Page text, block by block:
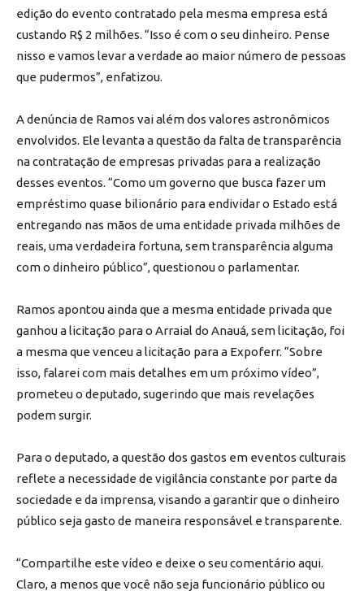
edição do evento contratado pela mesma empresa está
custando R$ 2 milhões. “Isso é com o seu dinheiro. Pense
nisso e vamos levar a verdade ao maior número de pessoas
que pudermos”, enfatizou.
A denúncia de Ramos vai além dos valores astronômicos
envolvidos. Ele levanta a questão da falta de transparência
na contratação de empresas privadas para a realização
desses eventos. “Como um governo que busca fazer um
empréstimo quase bilionário para endividar o Estado está
entregando nas mãos de uma entidade privada milhões de
reais, uma verdadeira fortuna, sem transparência alguma
com o dinheiro público”, questionou o parlamentar.
Ramos apontou ainda que a mesma entidade privada que
ganhou a licitação para o Arraial do Anauá, sem licitação, foi
a mesma que venceu a licitação para a Expoferr. “Sobre
isso, falarei com mais detalhes em um próximo vídeo”,
prometeu o deputado, sugerindo que mais revelações
podem surgir.
Para o deputado, a questão dos gastos em eventos culturais
reflete a necessidade de vigilância constante por parte da
sociedade e da imprensa, visando a garantir que o dinheiro
público seja gasto de maneira responsável e transparente.
“Compartilhe este vídeo e deixe o seu comentário aqui.
Claro, a menos que você não seja funcionário público ou